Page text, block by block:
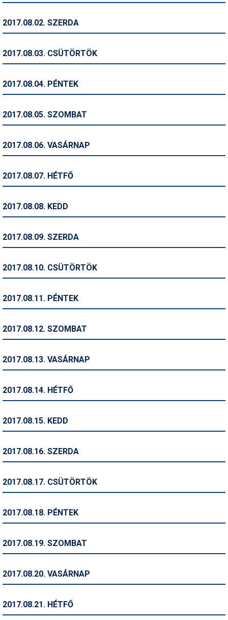
Ingatlan
Kerékpár
Magazinok
Pályázatok
Síbérletárak
Sífelszerelés
Símánia
Síszerviz
Snowboard
Szakértők
2017.08.02. SZERDA
2017.08.03. CSÜTÖRTÖK
2017.08.04. PÉNTEK
2017.08.05. SZOMBAT
2017.08.06. VASÁRNAP
2017.08.07. HÉTFŐ
2017.08.08. KEDD
2017.08.09. SZERDA
2017.08.10. CSÜTÖRTÖK
2017.08.11. PÉNTEK
2017.08.12. SZOMBAT
2017.08.13. VASÁRNAP
2017.08.14. HÉTFŐ
2017.08.15. KEDD
2017.08.16. SZERDA
2017.08.17. CSÜTÖRTÖK
2017.08.18. PÉNTEK
2017.08.19. SZOMBAT
2017.08.20. VASÁRNAP
2017.08.21. HÉTFŐ